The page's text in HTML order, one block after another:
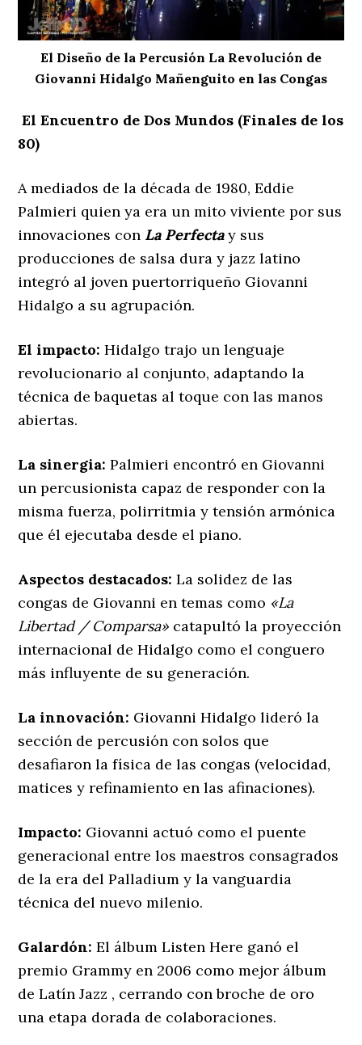
El Diseño de la Percusión La Revolución de
Giovanni Hidalgo Mañenguito en las Congas
El Encuentro de Dos Mundos (Finales de los
80)
A mediados de la década de 1980, Eddie
Palmieri quien ya era un mito viviente por sus
innovaciones con La Perfectay sus
producciones de salsa dura y jazz latino
integró al joven puertorriqueño Giovanni
Hidalgo a su agrupación.
El impacto: Hidalgo trajo un lenguaje
revolucionario al conjunto, adaptando la
técnica de baquetas al toque con las manos
abiertas.
La sinergia: Palmieri encontró en Giovanni
un percusionista capaz de responder con la
misma fuerza, polirritmia y tensión armónica
que él ejecutaba desde el piano.
Aspectos destacados: La solidez de las
congas de Giovanni en temas como «La
Libertad / Comparsa» catapultó la proyección
internacional de Hidalgo como el conguero
más influyente de su generación.
La innovación: Giovanni Hidalgo lideró la
sección de percusión con solos que
desafiaron la física de las congas (velocidad,
matices y refinamiento en las afinaciones).
Impacto: Giovanni actuó como el puente
generacional entre los maestros consagrados
de la era del Palladium y la vanguardia
técnica del nuevo milenio.
Galardón: El álbum Listen Here ganó el
premio Grammy en 2006 como mejor álbum
de Latín Jazz , cerrando con broche de oro
una etapa dorada de colaboraciones.